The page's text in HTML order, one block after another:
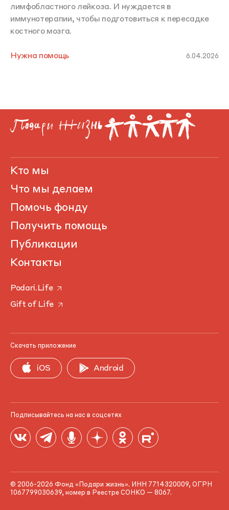
лимфобластного лейкоза. И нуждается в
иммунотерапии, чтобы подготовиться к пересадке
костного мозга.
Нужна помощь 6.04.2026
Кто мы
Что мы делаем
Помочь фонду
Получить помощь
Публикации
Контакты
Podari.Life
Gift of Life
Скачать приложение
iOS Android
Подписывайтесь на нас в соцсетях
© 2006-2026 Фонд «Подари жизнь». ИНН 7714320009, ОГРН
1067799030639, номер в Реестре СОНКО — 8067.